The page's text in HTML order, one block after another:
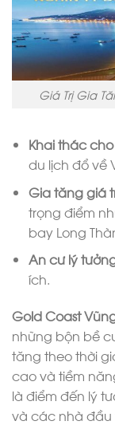
Giá Trị Gia
Khai thác
du lịch đổ về
Gia tăng giá
trọng điểm
bay Long
An cư lý
ích.
Gold Coast
những bộn bề
tăng theo thời
cao và tiềm
là điểm đến lý
và các nhà đầu